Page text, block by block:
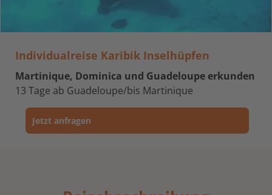
Individualreise Karibik Inselhüpfen
Martinique, Dominica und Guadeloupe erkunden
13 Tage ab Guadeloupe/bis Martinique
Jetzt anfragen